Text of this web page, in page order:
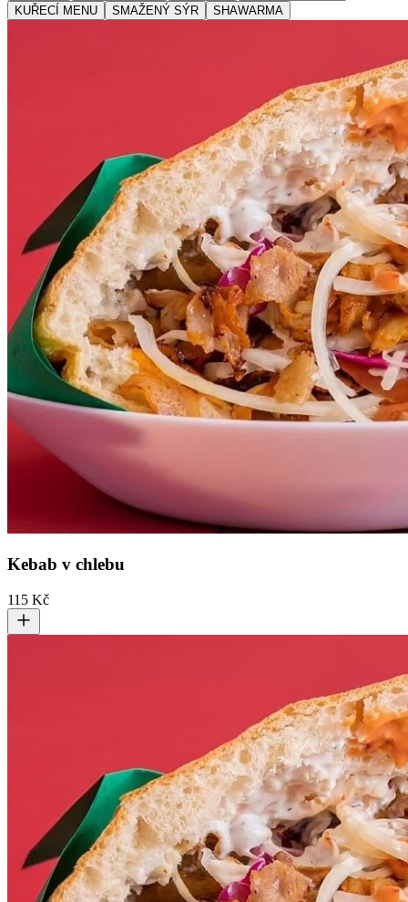
KUŘECÍ MENU
SMAŽENÝ SÝR SHAWARMA
Kebab v chlebu
115 Kč